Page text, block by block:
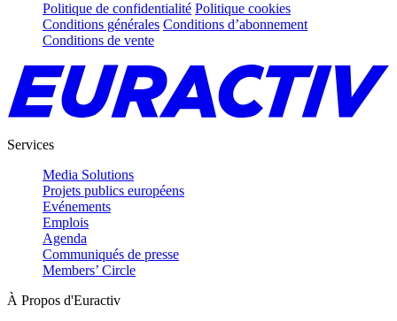
Politique de confidentialité Politique cookies
Conditions générales Conditions d’abonnement
Conditions de vente
Services
Media Solutions
Projets publics européens
Evénements
Emplois
Agenda
Communiqués de presse
Members’ Circle
À Propos d'Euractiv